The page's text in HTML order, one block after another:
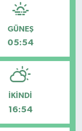
GÜNEŞ
05:54
İKINDI
16:54